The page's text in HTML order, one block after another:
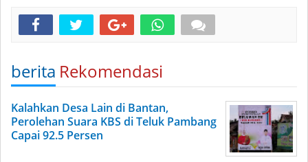
berita Rekomendasi
Kalahkan Desa Lain di Bantan,
Perolehan Suara KBS di Teluk Pambang
Capai 92.5 Persen